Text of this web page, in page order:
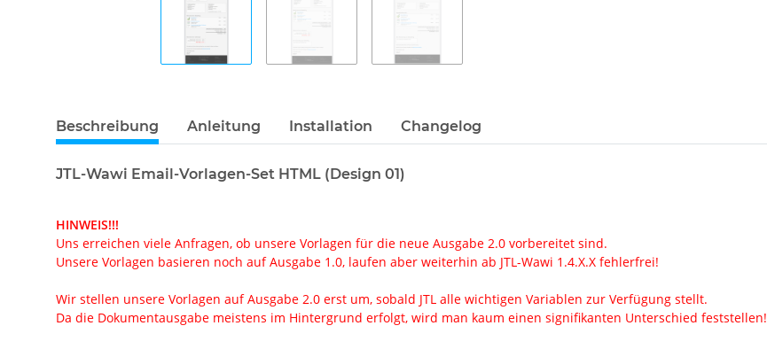
Beschreibung Anleitung Installation Changelog
JTL-Wawi Email-Vorlagen-Set HTML (Design 01)
HINWEIS!!!
Uns erreichen viele Anfragen, ob unsere Vorlagen für die neue Ausgabe 2.0 vorbereitet sind.
Unsere Vorlagen basieren noch auf Ausgabe 1.0, laufen aber weiterhin ab JTL-Wawi 1.4.X.X fehlerfrei!
Wir stellen unsere Vorlagen auf Ausgabe 2.0 erst um, sobald JTL alle wichtigen Variablen zur Verfügung stellt.
Da die Dokumentausgabe meistens im Hintergrund erfolgt, wird man kaum einen signifikanten Unterschied feststellen!